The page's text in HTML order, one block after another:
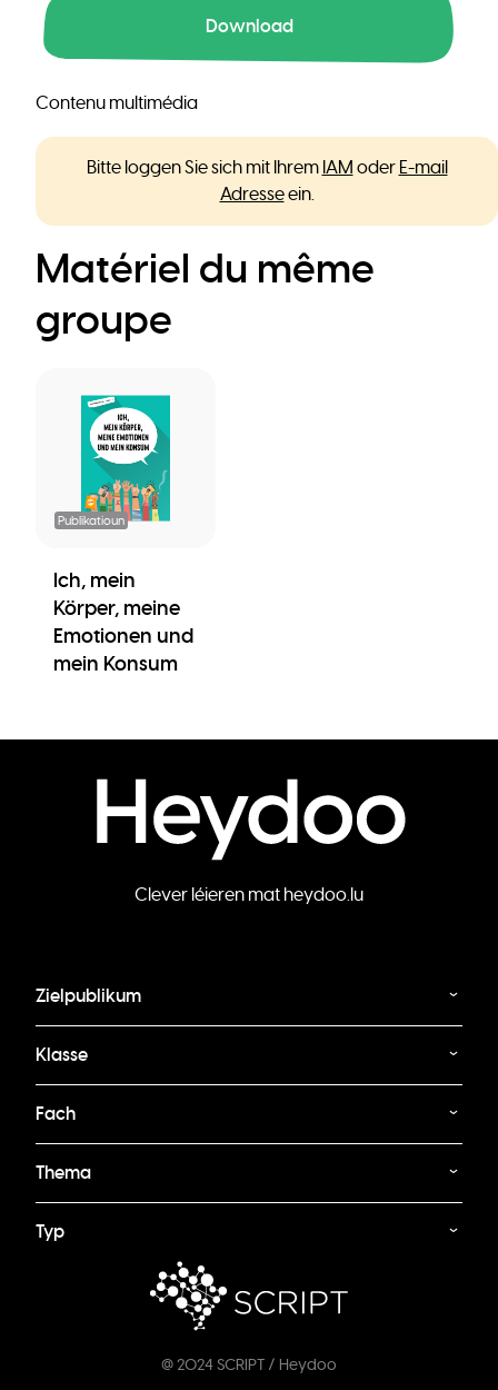
Download
Contenu multimédia
Bitte loggen Sie sich mit Ihrem IAM oder E-mail
Adresseein.
Matériel du même
groupe
Publikatioun
Ich, mein
Körper, meine
Emotionen und
mein Konsum
Clever léieren mat heydoo.lu
Zielpublikum
Klasse
Fach
Thema
Typ
@ 2024 SCRIPT / Heydoo